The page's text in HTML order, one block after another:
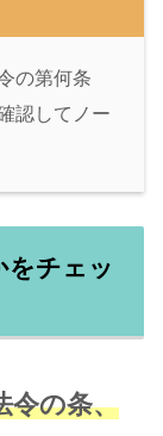
の第何条
認してノー
をチェッ
令の条、